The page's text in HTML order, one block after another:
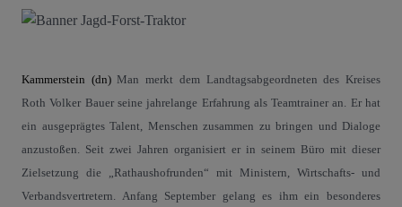
Kammerstein (dn) Man merkt dem Landtagsabgeordneten des Kreises
Roth Volker Bauer seine jahrelange Erfahrung als Teamtrainer an. Er hat
ein ausgeprägtes Talent, Menschen zusammen zu bringen und Dialoge
anzustoßen. Seit zwei Jahren organisiert er in seinem Büro mit dieser
Zielsetzung die „Rathaushofrunden“ mit Ministern, Wirtschafts- und
Verbandsvertretern. Anfang September gelang es ihm ein besonderes